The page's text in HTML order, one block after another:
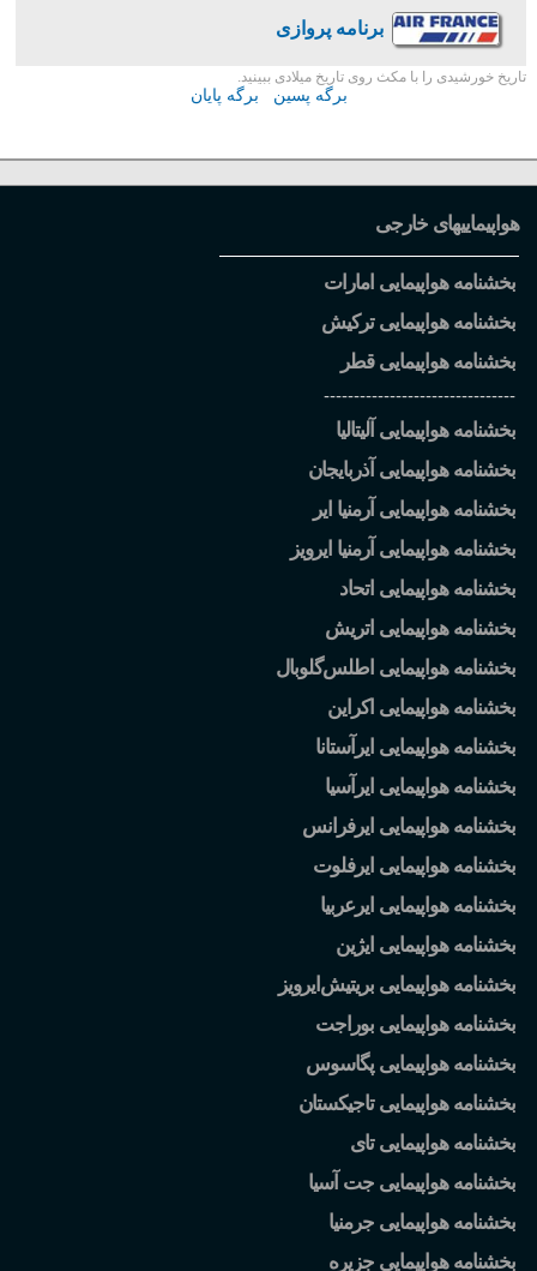
برنامه پروازی
تاریخ خورشیدی را با مکث روی تاریخ میلادی ببینید.
برگه پسین برگه پایان
هواپیماییهای خارجی
بخشنامه هواپیمایی امارات
بخشنامه هواپیمایی ترکیش
بخشنامه هواپیمایی قطر
--------------------------------
بخشنامه هواپیمایی آلیتالیا
بخشنامه هواپیمایی آذربایجان
بخشنامه هواپیمایی آرمنیا ایر
بخشنامه هواپیمایی آرمنیا ایرویز
بخشنامه هواپیمایی اتحاد
بخشنامه هواپیمایی اتریش
بخشنامه هواپیمایی اطلسگلوبال
بخشنامه هواپیمایی اکراین
بخشنامه هواپیمایی ایرآستانا
بخشنامه هواپیمایی ایرآسیا
بخشنامه هواپیمایی ایرفرانس
بخشنامه هواپیمایی ایرفلوت
بخشنامه هواپیمایی ایرعربیا
بخشنامه هواپیمایی ایژین
بخشنامه هواپیمایی بریتیش ایرویز
بخشنامه هواپیمایی بوراجت
بخشنامه هواپیمایی پگاسوس
بخشنامه هواپیمایی تاجیکستان
بخشنامه هواپیمایی تای
بخشنامه هواپیمایی جت آسیا
بخشنامه هواپیمایی جرمنیا
بخشنامه هواپیمایی جزیره